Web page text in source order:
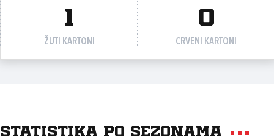
1
ŽUTI KARTONI
0
CRVENI KARTONI
Statistika po sezonama